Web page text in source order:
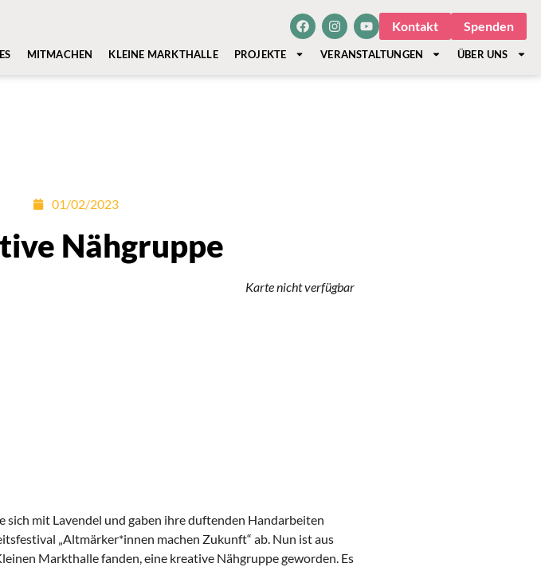
Kontakt Spenden
MITMACHEN KLEINE MARKTHALLE PROJEKTE VERANSTALTUNGEN ÜBER UNS
01/02/2023
Nähgruppe
Karte nicht verfügbar
sich mit Lavendel und gaben ihre duftenden Handarbeiten
„Altmärker*innen machen Zukunft“ ab. Nun ist aus
Markthalle fanden, eine kreative Nähgruppe geworden. Es